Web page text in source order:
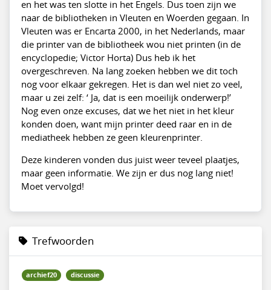
en het was ten slotte in het Engels. Dus toen zijn we
naar de bibliotheken in Vleuten en Woerden gegaan. In
Vleuten was er Encarta 2000, in het Nederlands, maar
die printer van de bibliotheek wou niet printen (in de
encyclopedie; Victor Horta) Dus heb ik het
overgeschreven. Na lang zoeken hebben we dit toch
nog voor elkaar gekregen. Het is dan wel niet zo veel,
maar u zei zelf: ‘ Ja, dat is een moeilijk onderwerp!’
Nog even onze excuses, dat we het niet in het kleur
konden doen, want mijn printer deed raar en in de
mediatheek hebben ze geen kleurenprinter.
Deze kinderen vonden dus juist weer teveel plaatjes,
maar geen informatie. We zijn er dus nog lang niet!
Moet vervolgd!
Trefwoorden
archief20 discussie